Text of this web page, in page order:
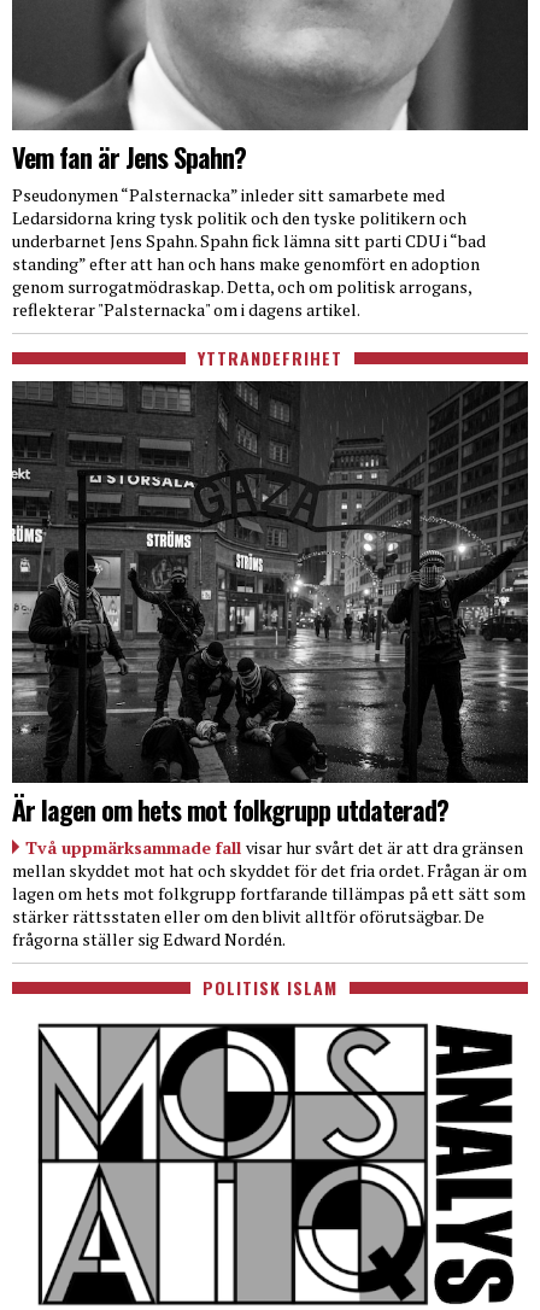
Vem fan är Jens Spahn?
Pseudonymen “Palsternacka” inleder sitt samarbete med
Ledarsidorna kring tysk politik och den tyske politikern och
underbarnet Jens Spahn. Spahn fick lämna sitt parti CDU i “bad
standing” efter att han och hans make genomfört en adoption
genom surrogatmödraskap. Detta, och om politisk arrogans,
reflekterar "Palsternacka" om i dagens artikel.
YTTRANDEFRIHET
Är lagen om hets mot folkgrupp utdaterad?
Två uppmärksammade fall visar hur svårt det är att dra gränsen
mellan skyddet mot hat och skyddet för det fria ordet. Frågan är om
lagen om hets mot folkgrupp fortfarande tillämpas på ett sätt som
stärker rättsstaten eller om den blivit alltför oförutsägbar. De
frågorna ställer sig Edward Nordén.
POLITISK ISLAM